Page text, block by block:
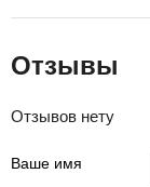
Отзывы
Отзывов нету
Ваше имя